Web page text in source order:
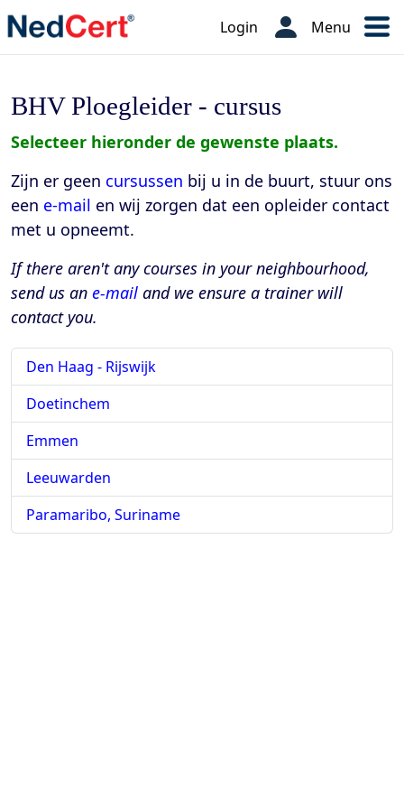
Login Menu
BHV Ploegleider - cursus
Selecteer hieronder de gewenste plaats.
Zijn er geen cursussen bij u in de buurt, stuur ons
een e-mail en wij zorgen dat een opleider contact
met u opneemt.
If there aren't any courses in your neighbourhood,
send us an e-mail and we ensure a trainer will
contact you.
Den Haag - Rijswijk
Doetinchem
Emmen
Leeuwarden
Paramaribo, Suriname